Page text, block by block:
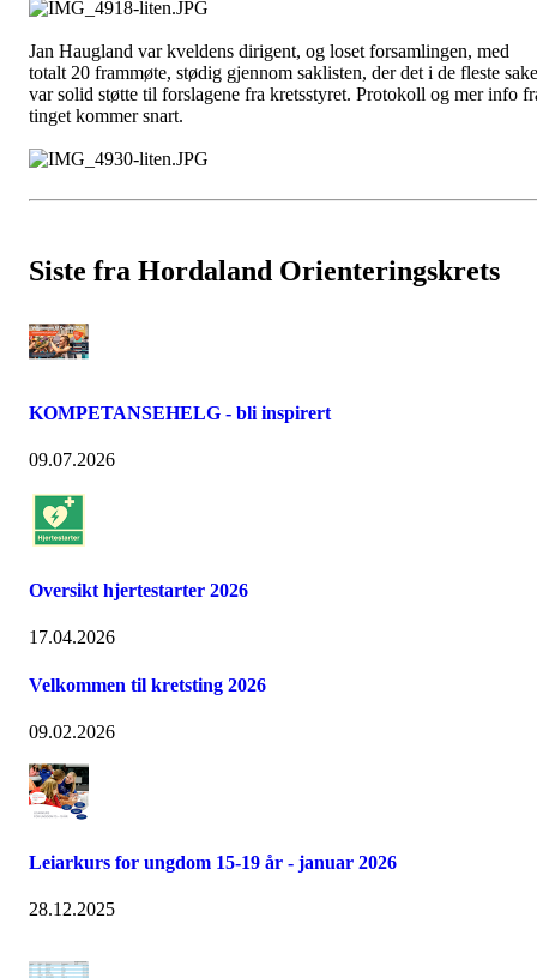
Jan Haugland var kveldens dirigent, og loset forsamlingen, med
totalt 20 frammøte, stødig gjennom saklisten, der det i de fleste
var solid støtte til forslagene fra kretsstyret. Protokoll og mer info
tinget kommer snart.
Siste fra Hordaland Orienteringskrets
KOMPETANSEHELG - bli inspirert
09.07.2026
Oversikt hjertestarter 2026
17.04.2026
Velkommen til kretsting 2026
09.02.2026
Leiarkurs for ungdom 15-19 år - januar 2026
28.12.2025